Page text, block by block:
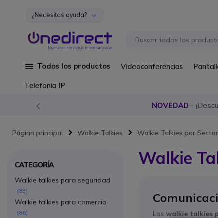
Ir al contenido
¿Necesitas ayuda?
Todos los productos Videoconferencias
Telefonía IP
NOVEDAD -
Página principal Walkie Talkies Walkie Talkies por
Walkie
Los walkie talkies
CATEGORÍA
Walkie talkies para seguridad
83
Walkie talkies para comercio
86